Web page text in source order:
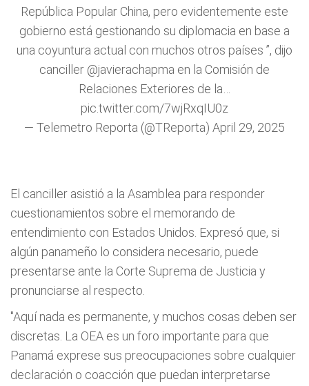
República Popular China, pero evidentemente este
gobierno está gestionando su diplomacia en base a
una coyuntura actual con muchos otros países ”, dijo
canciller @javierachapma en la Comisión de
Relaciones Exteriores de la…
pic.twitter.com/7wjRxqIU0z
— Telemetro Reporta (@TReporta) April 29, 2025
El canciller asistió a la Asamblea para responder
cuestionamientos sobre el memorando de
entendimiento con Estados Unidos. Expresó que, si
algún panameño lo considera necesario, puede
presentarse ante la Corte Suprema de Justicia y
pronunciarse al respecto.
"Aquí nada es permanente, y muchos cosas deben ser
discretas. La OEA es un foro importante para que
Panamá exprese sus preocupaciones sobre cualquier
declaración o coacción que puedan interpretarse